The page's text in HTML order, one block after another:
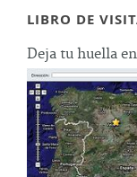
LIBRO DE
Deja tu huella